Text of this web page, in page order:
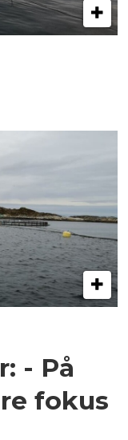
- På
fokus